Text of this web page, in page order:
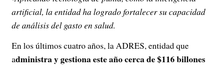
artificial, la entidad ha logrado fortalecer su capacidad
de análisis del gasto en salud.
En los últimos cuatro años, la ADRES, entidad que
administra y gestiona este año cerca de $116 billones